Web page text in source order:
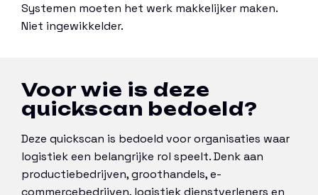
Systemen moeten het werk makkelijker maken.
Niet ingewikkelder.
Voor wie is deze
quickscan bedoeld?
Deze quickscan is bedoeld voor organisaties waar
logistiek een belangrijke rol speelt. Denk aan
productiebedrijven, groothandels, e-